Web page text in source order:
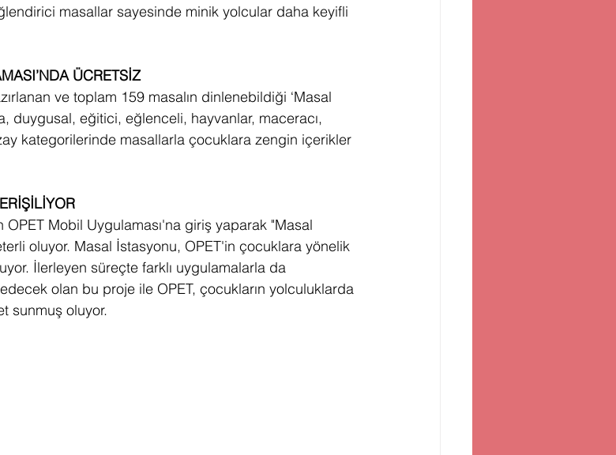
masallar sayesinde minik yolcular daha keyifli
ÜCRETSİZ
ve toplam 159 masalın dinlenebildiği ‘Masal
duygusal, eğitici, eğlenceli, hayvanlar, maceracı,
kategorilerinde masallarla çocuklara zengin içerikler
OPET Mobil Uygulaması'na giriş yaparak "Masal
oluyor. Masal İstasyonu, OPET'in çocuklara yönelik
İlerleyen süreçte farklı uygulamalarla da
olan bu proje ile OPET, çocukların yolculuklarda
sunmuş oluyor.